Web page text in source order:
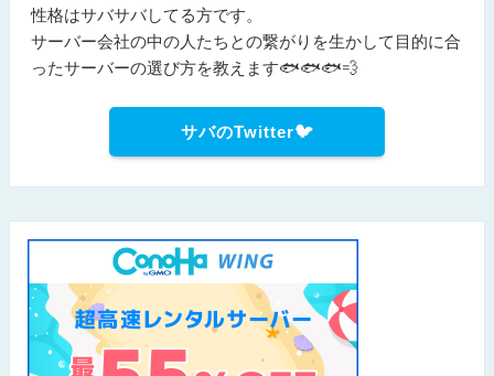
性格はサバサバしてる方です。
サーバー会社の中の人たちとの繋がりを生かして目的に合
ったサーバーの選び方を教えます🐟🐟🐟💨
サバのTwitter🐦